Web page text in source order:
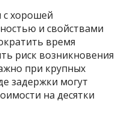
хорошей
и свойствами
время
риск возникновения
при крупных
задержки могут
на десятки